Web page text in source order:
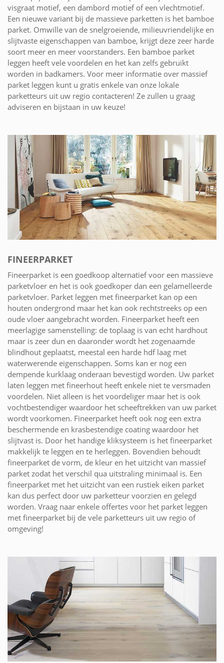
visgraat motief, een dambord motief of een vlechtmotief.
Een nieuwe variant bij de massieve parketten is het bamboe
parket. Omwille van de snelgroeiende, milieuvriendelijke en
slijtvaste eigenschappen van bamboe, krijgt deze zeer harde
soort meer en meer voorstanders. Een bamboe parket
leggen heeft vele voordelen en het kan zelfs gebruikt
worden in badkamers. Voor meer informatie over massief
parket leggen kunt u gratis enkele van onze lokale
parketteurs uit uw regio contacteren! Ze zullen u graag
adviseren en bijstaan in uw keuze!
FINEERPARKET
Fineerparket is een goedkoop alternatief voor een massieve
parketvloer en het is ook goedkoper dan een gelamelleerde
parketvloer. Parket leggen met fineerparket kan op een
houten ondergrond maar het kan ook rechtstreeks op een
oude vloer aangebracht worden. Fineerparket heeft een
meerlagige samenstelling: de toplaag is van echt hardhout
maar is zeer dun en daaronder wordt het zogenaamde
blindhout geplaatst, meestal een harde hdf laag met
waterwerende eigenschappen. Soms kan er nog een
dempende kurklaag onderaan bevestigd worden. Uw parket
laten leggen met fineerhout heeft enkele niet te versmaden
voordelen. Niet alleen is het voordeliger maar het is ook
vochtbestendiger waardoor het scheeftrekken van uw parket
wordt voorkomen. Fineerparket heeft ook nog een extra
beschermende en krasbestendige coating waardoor het
slijtvast is. Door het handige kliksysteem is het fineerparket
makkelijk te leggen en te herleggen. Bovendien behoudt
fineerparket de vorm, de kleur en het uitzicht van massief
parket zodat het verschil qua uitstraling minimaal is. Een
fineerparket met het uitzicht van een rustiek eiken parket
kan dus perfect door uw parketteur voorzien en gelegd
worden. Vraag naar enkele offertes voor het parket leggen
met fineerparket bij de vele parketteurs uit uw regio of
omgeving!